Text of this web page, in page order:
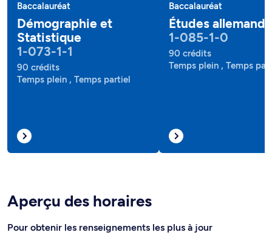
Baccalauréat
Démographie et
Statistique
1-073-1-1
90 crédits
Temps plein , Temps partiel
Baccalauréat
Études
1-085-1-0
90 crédits
Temps plein , Temps
Aperçu des horaires
Pour obtenir les renseignements les plus à jour